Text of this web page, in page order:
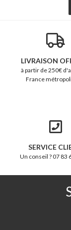
LIVRAISON
à partir de 250€
France
SERVICE
Un conseil ? 07 83